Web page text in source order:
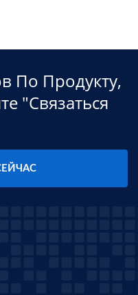
По Продукту,
"связаться